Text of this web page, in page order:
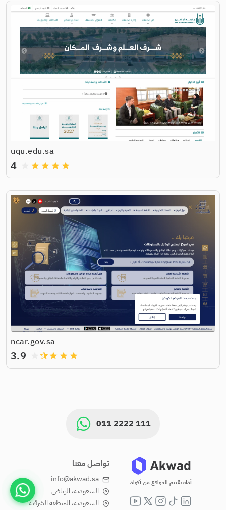
uqu.edu.sa
grade
grade
grade
grade
4
ncar.gov.sa
grade
grade
grade
3.9
011 2222 111
أداة تقييم المواقع من أكواد
تواصل معنا
info@akwad.sa
السعودية، الرياض
السعودية، المنطقة الشرقية